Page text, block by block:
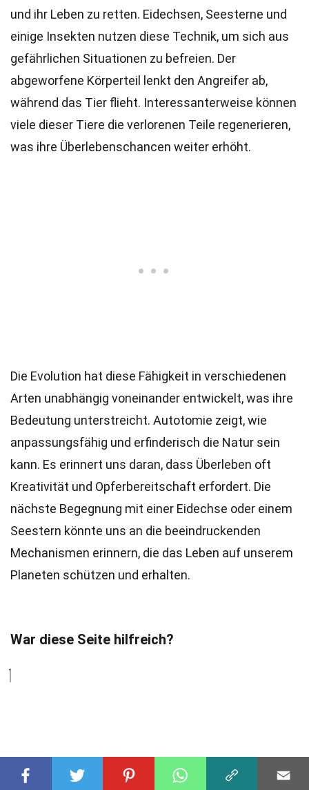
und ihr Leben zu retten. Eidechsen, Seesterne und
einige Insekten nutzen diese Technik, um sich aus
gefährlichen Situationen zu befreien. Der
abgeworfene Körperteil lenkt den Angreifer ab,
während das Tier flieht. Interessanterweise können
viele dieser Tiere die verlorenen Teile regenerieren,
was ihre Überlebenschancen weiter erhöht.
Die Evolution hat diese Fähigkeit in verschiedenen
Arten unabhängig voneinander entwickelt, was ihre
Bedeutung unterstreicht. Autotomie zeigt, wie
anpassungsfähig und erfinderisch die Natur sein
kann. Es erinnert uns daran, dass Überleben oft
Kreativität und Opferbereitschaft erfordert. Die
nächste Begegnung mit einer Eidechse oder einem
Seestern könnte uns an die beeindruckenden
Mechanismen erinnern, die das Leben auf unserem
Planeten schützen und erhalten.
War diese Seite hilfreich?